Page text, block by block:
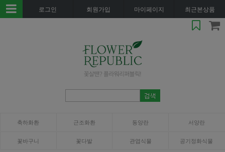
로그인 회원가입 마이페이지 최근본상품
축하화환 근조화환 동양란 서양란
꽃바구니 꽃다발 관엽식물 공기정화식물